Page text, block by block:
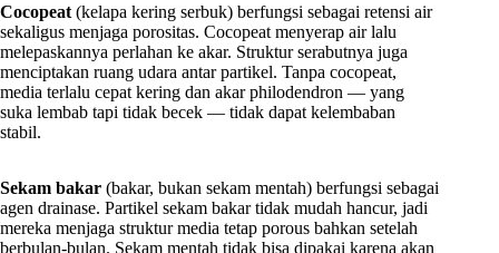
Cocopeat (kelapa kering serbuk) berfungsi sebagai retensi air
sekaligus menjaga porositas. Cocopeat menyerap air lalu
melepaskannya perlahan ke akar. Struktur serabutnya juga
menciptakan ruang udara antar partikel. Tanpa cocopeat,
media terlalu cepat kering dan akar philodendron — yang
suka lembab tapi tidak becek — tidak dapat kelembaban
stabil.
Sekam bakar (bakar, bukan sekam mentah) berfungsi sebagai
agen drainase. Partikel sekam bakar tidak mudah hancur, jadi
mereka menjaga struktur media tetap porous bahkan setelah
berbulan-bulan. Sekam mentah tidak bisa dipakai karena akan